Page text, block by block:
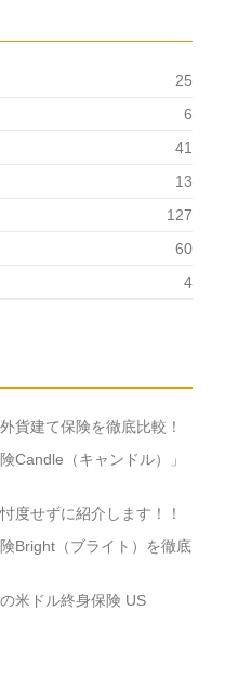
25
6
41
13
127
60
4
貨建て保険を徹底比較！
Candle（キャンドル）」
度せずに紹介します！！
Bright（ブライト）を徹底
米ドル終身保険 US